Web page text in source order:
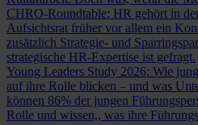
CHRO-Roundtable: HR gehört in
Aufsichtsrat früher vor allem ein
zusätzlich Strategie- und
strategische HR-Expertise ist gefragt.
Young Leaders Study 2026: Wie
auf ihre Rolle blicken – und was
können 86% der jungen
Rolle und wissen,, was ihre